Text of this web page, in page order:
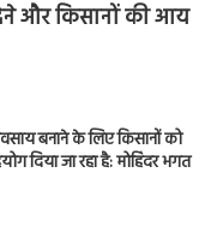
और किसानों की आय
बनाने के लिए किसानों को
दिया जा रहा है: मोहिंदर भगत